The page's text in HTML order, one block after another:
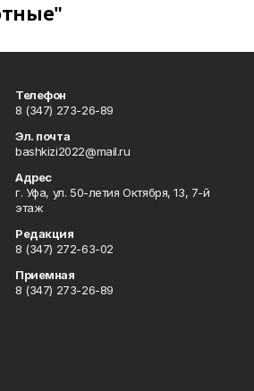
Телефон
8 (347) 273-26-89
Эл. почта
bashkizi2022@mail.ru
Адрес
г. Уфа, ул. 50-летия Октября, 13, 7-й
этаж
Редакция
8 (347) 272-63-02
Приемная
8 (347) 273-26-89